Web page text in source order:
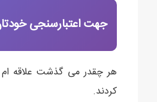
جهت اعتبارسنجی
هر چقدر می گذشت علاقه ام
کردند.